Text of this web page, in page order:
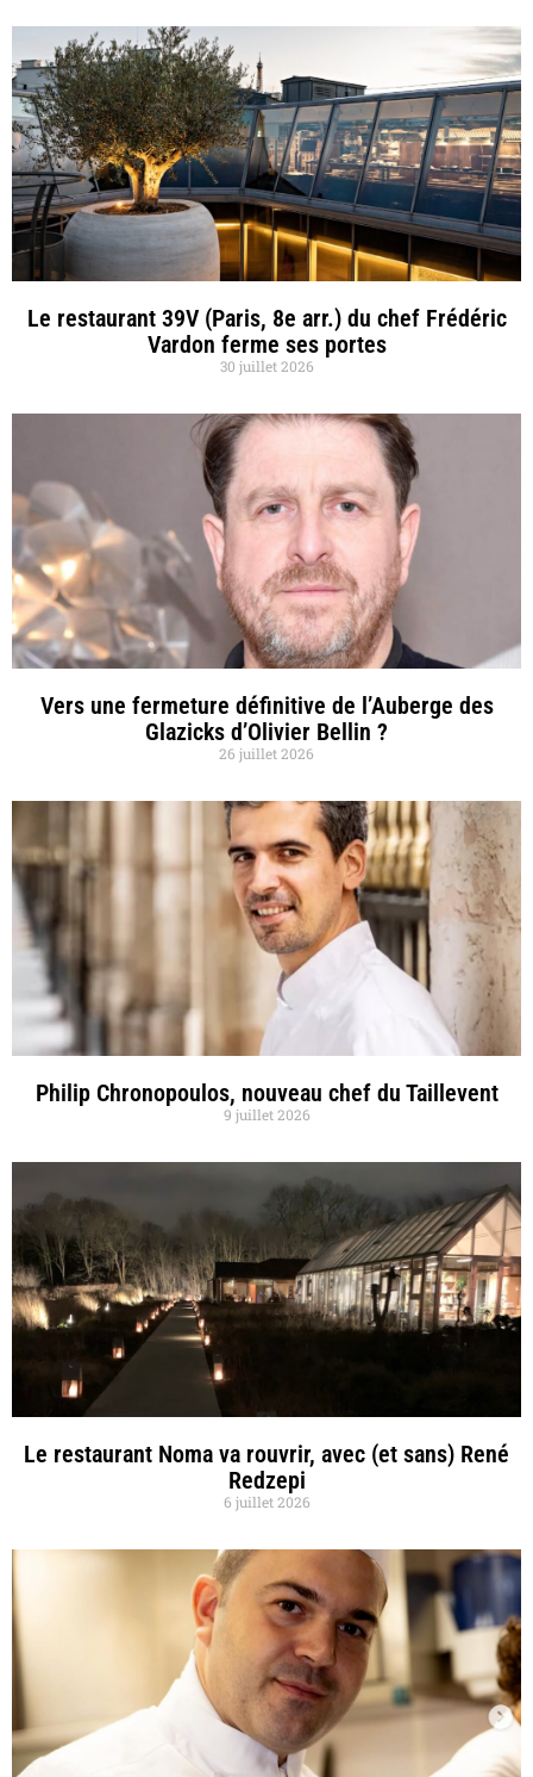
Le restaurant 39V (Paris, 8e arr.) du chef Frédéric
Vardon ferme ses portes
30 juillet 2026
Vers une fermeture définitive de l’Auberge des
Glazicks d’Olivier Bellin ?
26 juillet 2026
Philip Chronopoulos, nouveau chef du Taillevent
9 juillet 2026
Le restaurant Noma va rouvrir, avec (et sans) René
Redzepi
6 juillet 2026